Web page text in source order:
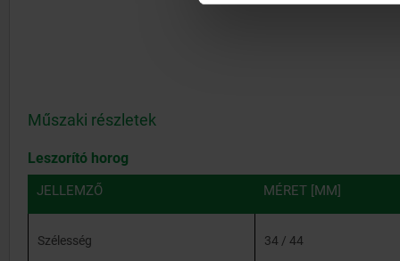
Műszaki részletek
Leszorító horog
JELLEMZŐ MÉRET [MM]
Szélesség 34 / 44